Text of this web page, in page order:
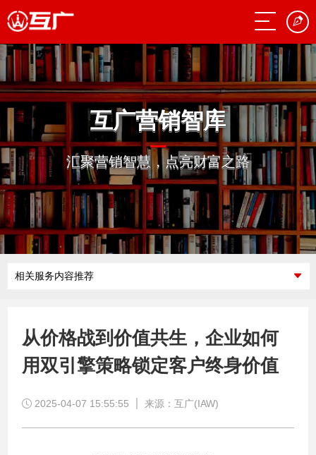
互广营销智库
汇聚营销智慧，点亮财富之路
相关服务内容推荐
从价格战到价值共生，企业如何
用双引擎策略锁定客户终身价值
2025-04-07 15:55:55 来源：互广(IAW)